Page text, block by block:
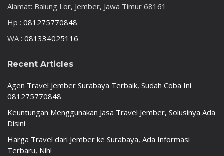
Alamat: Balung Lor, Jember, Jawa Timur 68161
Hp : 081275770848
WA : 081334025116
Recent Articles
Agen Travel Jember Surabaya Terbaik, Sudah Coba Ini
081275770848
Keuntungan Menggunakan Jasa Travel Jember, Solusinya Ada
Disini
Harga Travel dari Jember ke Surabaya, Ada Informasi
Terbaru, Nih!